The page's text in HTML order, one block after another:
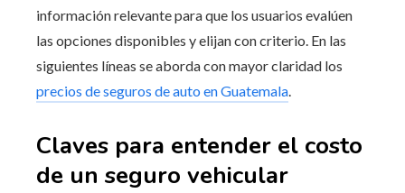
información relevante para que los usuarios evalúen
las opciones disponibles y elijan con criterio. En las
siguientes líneas se aborda con mayor claridad los
precios de seguros de auto en Guatemala.
Claves para entender el costo
de un seguro vehicular